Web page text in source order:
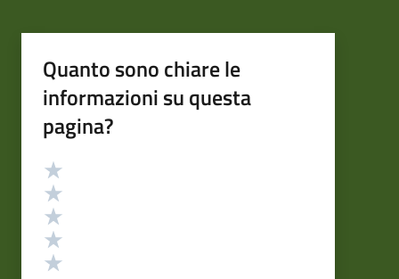
Quanto sono chiare le
informazioni su questa
pagina?
Valutazione